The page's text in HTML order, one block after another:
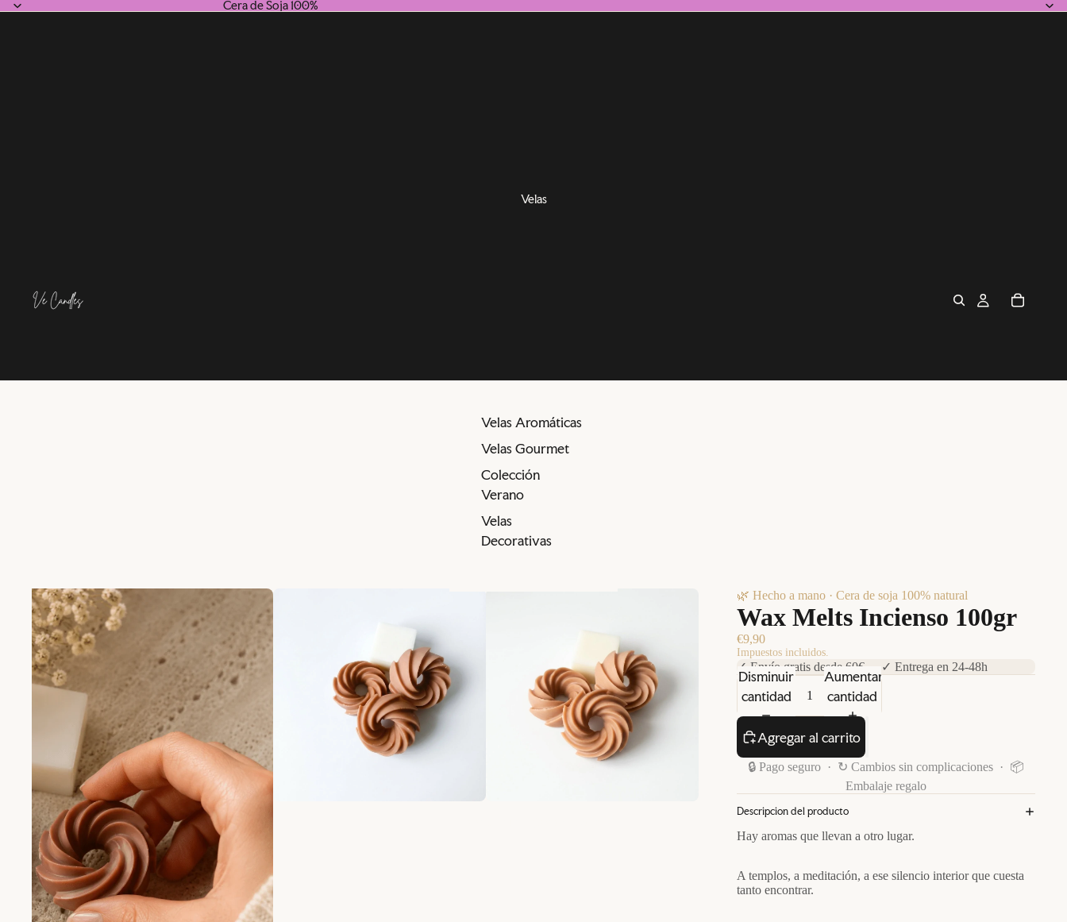
Cera de Soja 100%
Velas
Velas Aromáticas
Velas Gourmet
Colección
Verano
Velas
Decorativas
🌿 Hecho a mano · Cera de soja 100% natural
Wax Melts Incienso 100gr
€9,90
Impuestos incluidos.
✓ Envío gratis desde 60€ · ✓ Entrega en 24-48h
Disminuir
cantidad
Aumentar
cantidad
Agregar al carrito
🔒 Pago seguro · ↻ Cambios sin complicaciones · 📦
Embalaje regalo
Descripcion del producto
Hay aromas que llevan a otro lugar.
A templos, a meditación, a ese silencio interior que cuesta
tanto encontrar.